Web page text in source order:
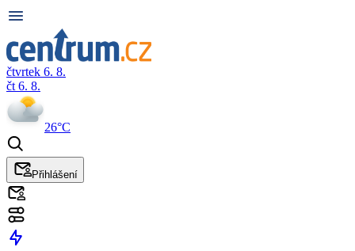
čtvrtek 6. 8.
čt 6. 8.
26°C
Přihlášení